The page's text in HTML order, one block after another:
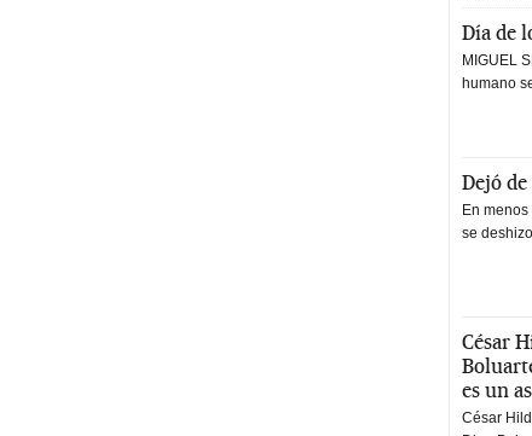
Día de
MIGUEL
humano
Dejó
En
se
César
es un
César